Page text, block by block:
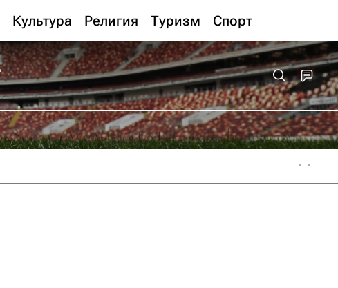
Культура Религия Туризм Спорт